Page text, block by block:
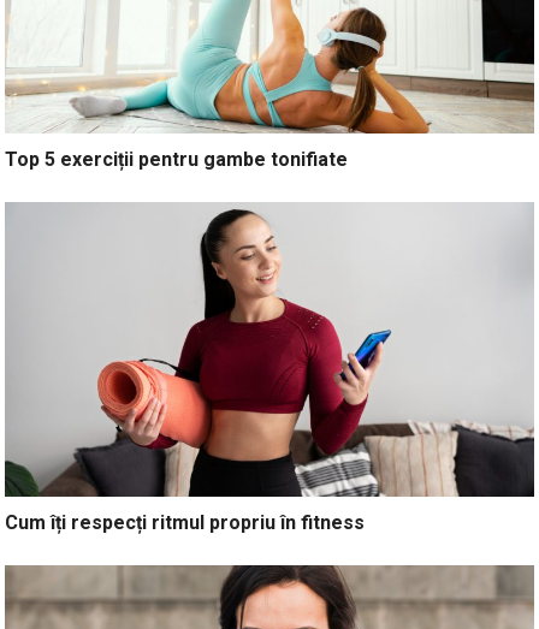
Top 5 exerciții pentru gambe tonifiate
Cum îți respecți ritmul propriu în fitness